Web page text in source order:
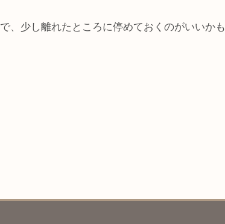
、少し離れたところに停めておくのがいいかも